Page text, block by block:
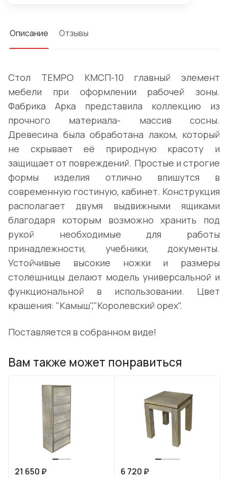
Описание Отзывы
Стол TEMPO КМСП-10 главный элемент
мебели при оформлении рабочей зоны.
Фабрика Арка представила коллекцию из
прочного материала- массив сосны.
Древесина была обработана лаком, который
не скрывает её природную красоту и
защищает от повреждений. Простые и строгие
формы изделия отлично впишутся в
современную гостиную, кабинет. Конструкция
располагает двумя выдвижными ящиками
благодаря которым возможно хранить под
рукой необходимые для работы
принадлежности, учебники, документы.
Устойчивые высокие ножки и размеры
столешницы делают модель универсальной и
функциональной в использовании. Цвет
крашения: "Камыш","Королевский орех".
Поставляется в собранном виде!
Вам также может понравиться
21 650 ₽
6 720 ₽